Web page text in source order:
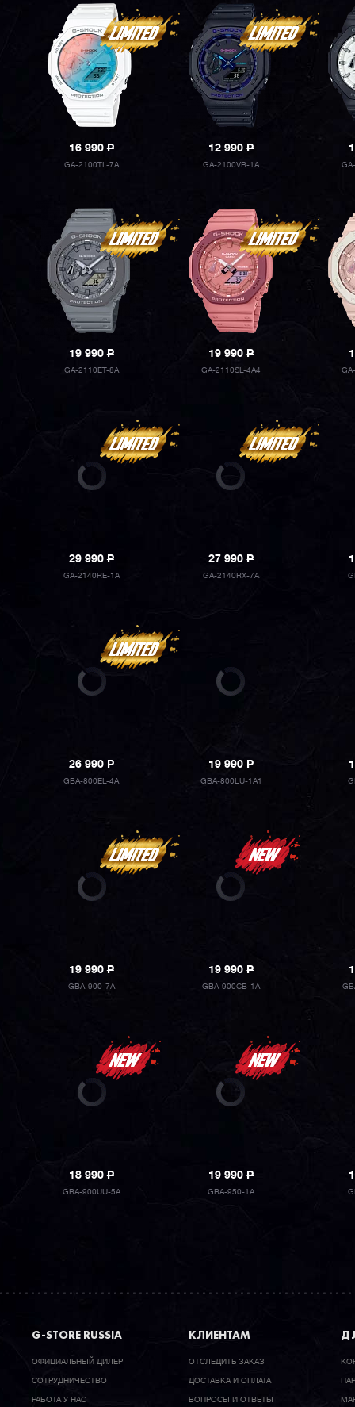
16 990P
GA-2100TL-7A
12 990P
GA-2100VB-1A
19 990P
GA-2110ET-8A
19 990P
GA-2110SL-4A4
29 990P
GA-2140RE-1A
27 990P
GA-2140RX-7A
26 990P
GBA-800EL-4A
19 990P
GBA-800LU-1A1
19 990P
GBA-900-7A
19 990P
GBA-900CB-1A
18 990P
GBA-900UU-5A
19 990P
GBA-950-1A
G-STORE RUSSIA
ОФИЦИАЛЬНЫЙ ДИЛЕР
CОТРУДНИЧЕСТВО
РАБОТА У НАС
КЛИЕНТАМ
ОТСЛЕДИТЬ ЗАКАЗ
ДОСТАВКА И ОПЛАТА
ВОПРОСЫ И ОТВЕТЫ